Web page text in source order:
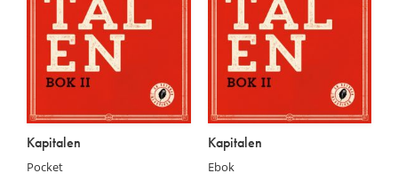
Kapitalen
Pocket
Kapitalen
Ebok